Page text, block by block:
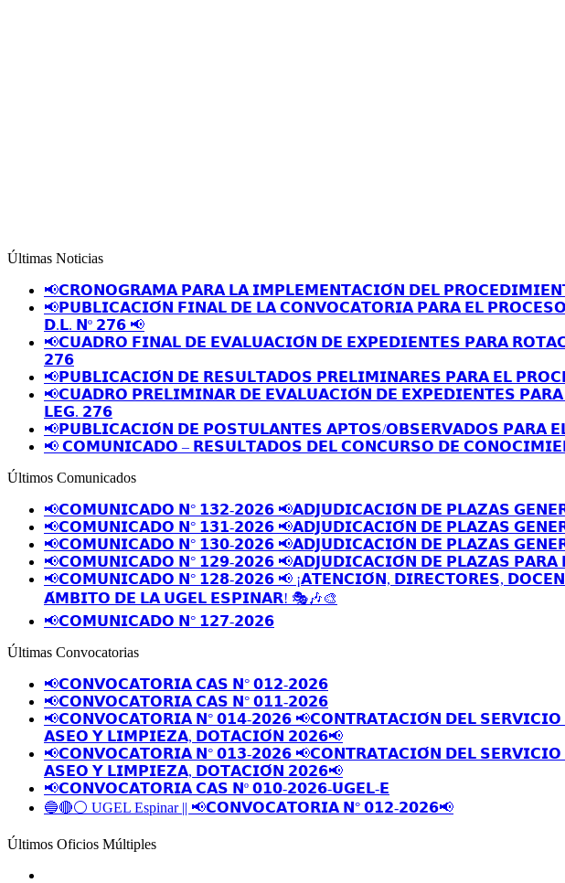
Últimas Noticias
📢𝗖𝗥𝗢𝗡𝗢𝗚𝗥𝗔𝗠𝗔 𝗣𝗔𝗥𝗔 𝗟𝗔 𝗜𝗠𝗣𝗟𝗘𝗠𝗘𝗡𝗧𝗔𝗖𝗜𝗢́𝗡 𝗗𝗘𝗟
📢𝗣𝗨𝗕𝗟𝗜𝗖𝗔𝗖𝗜𝗢́𝗡 𝗙𝗜𝗡𝗔𝗟 𝗗𝗘 𝗟𝗔 𝗖𝗢𝗡𝗩𝗢𝗖𝗔𝗧𝗢𝗥𝗜𝗔 𝗣𝗔𝗥𝗔 𝗘𝗟
𝗗.𝗟. 𝗡º 𝟮𝟳𝟲 📢
📢𝗖𝗨𝗔𝗗𝗥𝗢 𝗙𝗜𝗡𝗔𝗟 𝗗𝗘 𝗘𝗩𝗔𝗟𝗨𝗔𝗖𝗜𝗢́𝗡 𝗗𝗘 𝗘𝗫𝗣𝗘𝗗𝗜𝗘𝗡𝗧𝗘𝗦 𝗣𝗔𝗥𝗔
𝟮𝟳𝟲
📢𝗣𝗨𝗕𝗟𝗜𝗖𝗔𝗖𝗜𝗢́𝗡 𝗗𝗘 𝗥𝗘𝗦𝗨𝗟𝗧𝗔𝗗𝗢𝗦 𝗣𝗥𝗘𝗟𝗜𝗠𝗜𝗡𝗔𝗥𝗘𝗦 𝗣𝗔𝗥𝗔 𝗘𝗟
📢𝗖𝗨𝗔𝗗𝗥𝗢 𝗣𝗥𝗘𝗟𝗜𝗠𝗜𝗡𝗔𝗥 𝗗𝗘 𝗘𝗩𝗔𝗟𝗨𝗔𝗖𝗜𝗢́𝗡 𝗗𝗘 𝗘𝗫𝗣𝗘𝗗𝗜𝗘𝗡𝗧𝗘𝗦
𝗟𝗘𝗚. 𝟮𝟳𝟲
📢𝗣𝗨𝗕𝗟𝗜𝗖𝗔𝗖𝗜𝗢́𝗡 𝗗𝗘 𝗣𝗢𝗦𝗧𝗨𝗟𝗔𝗡𝗧𝗘𝗦 𝗔𝗣𝗧𝗢𝗦/𝗢𝗕𝗦𝗘𝗥𝗩𝗔𝗗𝗢𝗦 𝗣𝗔𝗥𝗔
📢 𝗖𝗢𝗠𝗨𝗡𝗜𝗖𝗔𝗗𝗢 – 𝗥𝗘𝗦𝗨𝗟𝗧𝗔𝗗𝗢𝗦 𝗗𝗘𝗟 𝗖𝗢𝗡𝗖𝗨𝗥𝗦𝗢 𝗗𝗘
Últimos Comunicados
📢𝗖𝗢𝗠𝗨𝗡𝗜𝗖𝗔𝗗𝗢 𝗡° 𝟭𝟯𝟮-𝟮𝟬𝟮𝟲 📢𝗔𝗗𝗝𝗨𝗗𝗜𝗖𝗔𝗖𝗜𝗢́𝗡 𝗗𝗘 𝗣𝗟𝗔𝗭𝗔𝗦
📢𝗖𝗢𝗠𝗨𝗡𝗜𝗖𝗔𝗗𝗢 𝗡° 𝟭𝟯𝟭-𝟮𝟬𝟮𝟲 📢𝗔𝗗𝗝𝗨𝗗𝗜𝗖𝗔𝗖𝗜𝗢́𝗡 𝗗𝗘 𝗣𝗟𝗔𝗭𝗔𝗦
📢𝗖𝗢𝗠𝗨𝗡𝗜𝗖𝗔𝗗𝗢 𝗡° 𝟭𝟯𝟬-𝟮𝟬𝟮𝟲 📢𝗔𝗗𝗝𝗨𝗗𝗜𝗖𝗔𝗖𝗜𝗢́𝗡 𝗗𝗘 𝗣𝗟𝗔𝗭𝗔𝗦
📢𝗖𝗢𝗠𝗨𝗡𝗜𝗖𝗔𝗗𝗢 𝗡° 𝟭𝟮𝟵-𝟮𝟬𝟮𝟲 📢𝗔𝗗𝗝𝗨𝗗𝗜𝗖𝗔𝗖𝗜𝗢́𝗡 𝗗𝗘 𝗣𝗟𝗔𝗭𝗔𝗦
📢𝗖𝗢𝗠𝗨𝗡𝗜𝗖𝗔𝗗𝗢 𝗡° 𝟭𝟮𝟴-𝟮𝟬𝟮𝟲 📢 ¡𝗔𝗧𝗘𝗡𝗖𝗜𝗢́𝗡, 𝗗𝗜𝗥𝗘𝗖𝗧𝗢𝗥𝗘𝗦,
𝗔́𝗠𝗕𝗜𝗧𝗢 𝗗𝗘 𝗟𝗔 𝗨𝗚𝗘𝗟 𝗘𝗦𝗣𝗜𝗡𝗔𝗥! 🎭🎶🎨
📢𝗖𝗢𝗠𝗨𝗡𝗜𝗖𝗔𝗗𝗢 𝗡° 𝟭𝟮𝟳-𝟮𝟬𝟮𝟲
Últimas Convocatorias
📢𝗖𝗢𝗡𝗩𝗢𝗖𝗔𝗧𝗢𝗥𝗜𝗔 𝗖𝗔𝗦 𝗡° 𝟬𝟭𝟮-𝟮𝟬𝟮𝟲
📢𝗖𝗢𝗡𝗩𝗢𝗖𝗔𝗧𝗢𝗥𝗜𝗔 𝗖𝗔𝗦 𝗡° 𝟬𝟭𝟭-𝟮𝟬𝟮𝟲
📢𝗖𝗢𝗡𝗩𝗢𝗖𝗔𝗧𝗢𝗥𝗜𝗔 𝗡° 𝟬𝟭𝟰-𝟮𝟬𝟮𝟲 📢𝗖𝗢𝗡𝗧𝗥𝗔𝗧𝗔𝗖𝗜𝗢́𝗡 𝗗𝗘𝗟
𝗔𝗦𝗘𝗢 𝗬 𝗟𝗜𝗠𝗣𝗜𝗘𝗭𝗔, 𝗗𝗢𝗧𝗔𝗖𝗜𝗢́𝗡 𝟮𝟬𝟮𝟲📢
📢𝗖𝗢𝗡𝗩𝗢𝗖𝗔𝗧𝗢𝗥𝗜𝗔 𝗡° 𝟬𝟭𝟯-𝟮𝟬𝟮𝟲 📢𝗖𝗢𝗡𝗧𝗥𝗔𝗧𝗔𝗖𝗜𝗢́𝗡 𝗗𝗘𝗟
𝗔𝗦𝗘𝗢 𝗬 𝗟𝗜𝗠𝗣𝗜𝗘𝗭𝗔, 𝗗𝗢𝗧𝗔𝗖𝗜𝗢́𝗡 𝟮𝟬𝟮𝟲📢
📢𝗖𝗢𝗡𝗩𝗢𝗖𝗔𝗧𝗢𝗥𝗜𝗔 𝗖𝗔𝗦 𝗡º 𝟬𝟭𝟬-𝟮𝟬𝟮𝟲-𝗨𝗚𝗘𝗟-𝗘
🔵🔴⚪️ UGEL Espinar || 📢𝗖𝗢𝗡𝗩𝗢𝗖𝗔𝗧𝗢𝗥𝗜𝗔 𝗡° 𝟬𝟭𝟮-𝟮𝟬𝟮𝟲📢
Últimos Oficios Múltiples